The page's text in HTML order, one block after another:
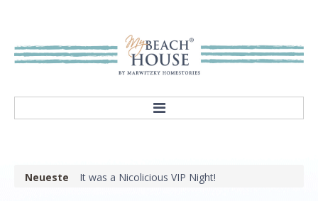
Our mission
Neueste It was a Nicolicious VIP Night!